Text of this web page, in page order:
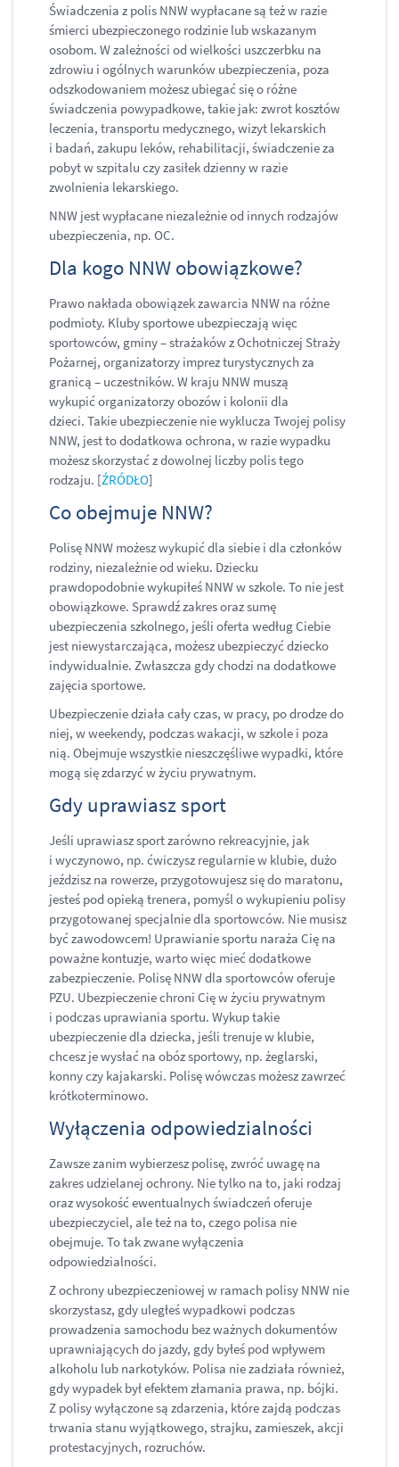
Świadczenia z polis NNW wypłacane są też w razie
śmierci ubezpieczonego rodzinie lub wskazanym
osobom. W zależności od wielkości uszczerbku na
zdrowiu i ogólnych warunków ubezpieczenia, poza
odszkodowaniem możesz ubiegać się o różne
świadczenia powypadkowe, takie jak: zwrot kosztów
leczenia, transportu medycznego, wizyt lekarskich
i badań, zakupu leków, rehabilitacji, świadczenie za
pobyt w szpitalu czy zasiłek dzienny w razie
zwolnienia lekarskiego.
NNW jest wypłacane niezależnie od innych rodzajów
ubezpieczenia, np. OC.
​Dla kogo NNW obowiązkowe?
Prawo nakłada obowiązek zawarcia NNW na różne
podmioty. Kluby sportowe ubezpieczają więc
sportowców, gminy – strażaków z Ochotniczej Straży
Pożarnej, organizatorzy imprez turystycznych za
granicą – uczestników. W kraju NNW muszą
wykupić organizatorzy obozów i kolonii dla
dzieci. Takie ubezpieczenie nie wyklucza Twojej polisy
NNW, jest to dodatkowa ochrona, w razie wypadku
możesz skorzystać z dowolnej liczby polis tego
rodzaju. [ŹRÓDŁO]
​Co obejmuje NNW?
Polisę NNW możesz wykupić dla siebie i dla członków
rodziny, niezależnie od wieku. Dziecku
prawdopodobnie wykupiłeś NNW w szkole. To nie jest
obowiązkowe. Sprawdź zakres oraz sumę
ubezpieczenia szkolnego, jeśli oferta według Ciebie
jest niewystarczająca, możesz ubezpieczyć dziecko
indywidualnie. Zwłaszcza gdy chodzi na dodatkowe
zajęcia sportowe.
Ubezpieczenie działa cały czas, w pracy, po drodze do
niej, w weekendy, podczas wakacji, w szkole i poza
nią. Obejmuje wszystkie nieszczęśliwe wypadki, które
mogą się zdarzyć w życiu prywatnym.
​Gdy uprawiasz sport
Jeśli uprawiasz sport zarówno rekreacyjnie, jak
i wyczynowo, np. ćwiczysz regularnie w klubie, dużo
jeździsz na rowerze, przygotowujesz się do maratonu,
jesteś pod opieką trenera, pomyśl o wykupieniu polisy
przygotowanej specjalnie dla sportowców. Nie musisz
być zawodowcem! Uprawianie sportu naraża Cię na
poważne kontuzje, warto więc mieć dodatkowe
zabezpieczenie. Polisę NNW dla sportowców oferuje
PZU. Ubezpieczenie chroni Cię w życiu prywatnym
i podczas uprawiania sportu. Wykup takie
ubezpieczenie dla dziecka, jeśli trenuje w klubie,
chcesz je wysłać na obóz sportowy, np. żeglarski,
konny czy kajakarski. Polisę wówczas możesz zawrzeć
krótkoterminowo.
​Wyłączenia odpowiedzialności
Zawsze zanim wybierzesz polisę, zwróć uwagę na
zakres udzielanej ochrony. Nie tylko na to, jaki rodzaj
oraz wysokość ewentualnych świadczeń oferuje
ubezpieczyciel, ale też na to, czego polisa nie
obejmuje. To tak zwane wyłączenia
odpowiedzialności.
Z ochrony ubezpieczeniowej w ramach polisy NNW nie
skorzystasz, gdy uległeś wypadkowi podczas
prowadzenia samochodu bez ważnych dokumentów
uprawniających do jazdy, gdy byłeś pod wpływem
alkoholu lub narkotyków. Polisa nie zadziała również,
gdy wypadek był efektem złamania prawa, np. bójki.
Z polisy wyłączone są zdarzenia, które zajdą podczas
trwania stanu wyjątkowego, strajku, zamieszek, akcji
protestacyjnych, rozruchów.